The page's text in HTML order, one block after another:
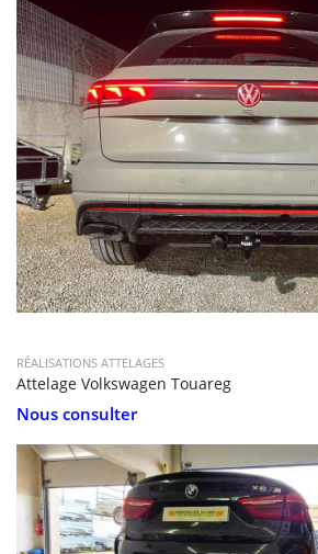
RÉALISATIONS ATTELAGES
Attelage Volkswagen Touareg
Nous consulter